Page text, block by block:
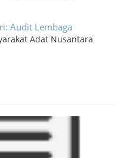
Audit Lembaga
Adat Nusantara